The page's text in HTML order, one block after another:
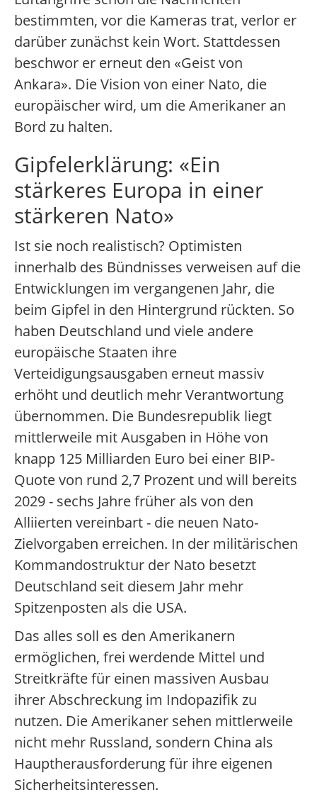
bestimmten, vor die Kameras trat, verlor er
darüber zunächst kein Wort. Stattdessen
beschwor er erneut den «Geist von
Ankara». Die Vision von einer Nato, die
europäischer wird, um die Amerikaner an
Bord zu halten.
Gipfelerklärung: «Ein
stärkeres Europa in einer
stärkeren Nato»
Ist sie noch realistisch? Optimisten
innerhalb des Bündnisses verweisen auf die
Entwicklungen im vergangenen Jahr, die
beim Gipfel in den Hintergrund rückten. So
haben Deutschland und viele andere
europäische Staaten ihre
Verteidigungsausgaben erneut massiv
erhöht und deutlich mehr Verantwortung
übernommen. Die Bundesrepublik liegt
mittlerweile mit Ausgaben in Höhe von
knapp 125 Milliarden Euro bei einer BIP-
Quote von rund 2,7 Prozent und will bereits
2029 - sechs Jahre früher als von den
Alliierten vereinbart - die neuen Nato-
Zielvorgaben erreichen. In der militärischen
Kommandostruktur der Nato besetzt
Deutschland seit diesem Jahr mehr
Spitzenposten als die USA.
Das alles soll es den Amerikanern
ermöglichen, frei werdende Mittel und
Streitkräfte für einen massiven Ausbau
ihrer Abschreckung im Indopazifik zu
nutzen. Die Amerikaner sehen mittlerweile
nicht mehr Russland, sondern China als
Hauptherausforderung für ihre eigenen
Sicherheitsinteressen.